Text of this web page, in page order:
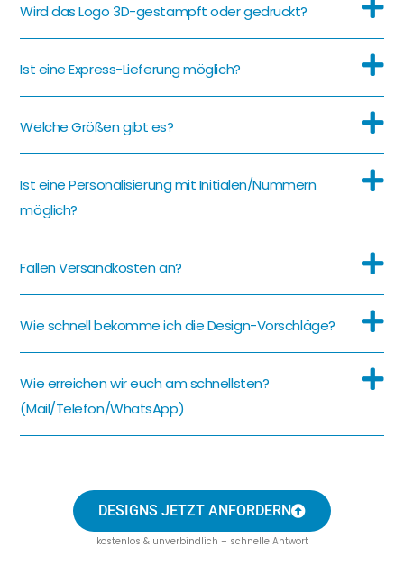
Wird das Logo 3D-gestampft oder gedruckt?
Ist eine Express-Lieferung möglich?
Welche Größen gibt es?
Ist eine Personalisierung mit Initialen/Nummern
möglich?
Fallen Versandkosten an?
Wie schnell bekomme ich die Design-Vorschläge?
Wie erreichen wir euch am schnellsten?
(Mail/Telefon/WhatsApp)
DESIGNS JETZT ANFORDERN
kostenlos & unverbindlich – schnelle Antwort